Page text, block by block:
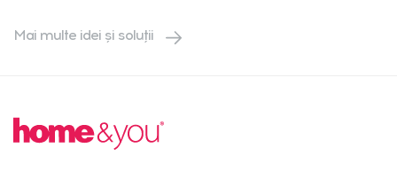
Mai multe idei și soluții